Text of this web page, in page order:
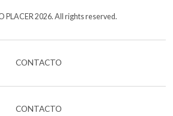
PLACER 2026. All rights reserved.
CONTACTO
CONTACTO